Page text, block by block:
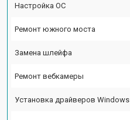
Настройка ОС
Ремонт южного моста
Замена шлейфа
Ремонт вебкамеры
Установка драйверов Windows